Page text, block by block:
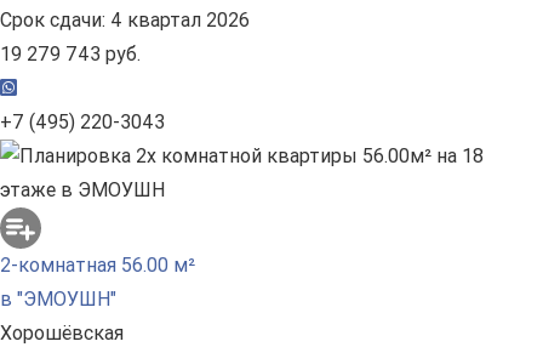
Срок сдачи: 4 квартал 2026
19 279 743 руб.
+7 (495) 220-3043
2-комнатная 56.00 м²
в "ЭМОУШН"
Хорошёвская